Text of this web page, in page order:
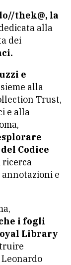
thek@, la
alla
dei
e
alla
Trust,
e alla
Codice
e
i fogli
Library